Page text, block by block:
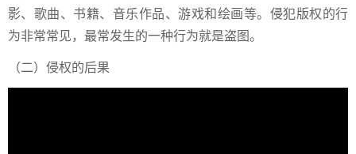
影、歌曲、书籍、音乐作品、游戏和绘画等。侵犯版权的行
为非常常见，最常发生的一种行为就是盗图。
（二）侵权的后果